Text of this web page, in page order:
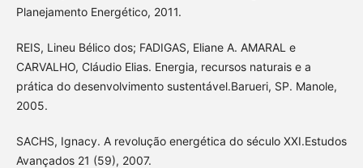
Planejamento Energético, 2011.
REIS, Lineu Bélico dos; FADIGAS, Eliane A. AMARAL e
CARVALHO, Cláudio Elias. Energia, recursos naturais e a
prática do desenvolvimento sustentável.Barueri, SP. Manole,
2005.
SACHS, Ignacy. A revolução energética do século XXI.Estudos
Avançados 21 (59), 2007.